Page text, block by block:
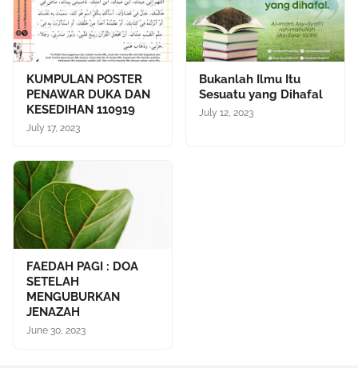
KUMPULAN POSTER
PENAWAR DUKA DAN
KESEDIHAN 110919
July 17, 2023
Bukanlah Ilmu Itu
Sesuatu yang Dihafal
July 12, 2023
FAEDAH PAGI : DOA
SETELAH
MENGUBURKAN
JENAZAH
June 30, 2023